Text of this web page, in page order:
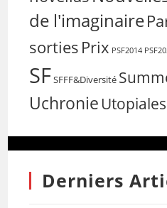
de l'imaginaire
sorties Prix PSF2014
SFSFFF&Diversité
Uchronie Utopiales
Derniers